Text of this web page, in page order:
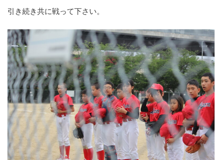
引き続き共に戦って下さい。